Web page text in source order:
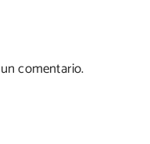
comentario.